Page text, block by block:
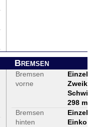
Bremsen
Bremsen
vorne
298 mm
Bremsen
hinten